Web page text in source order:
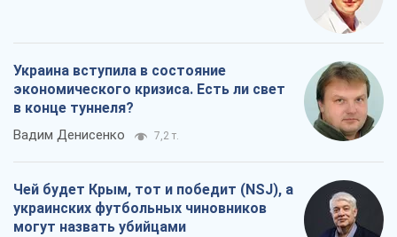
Украина вступила в состояние
экономического кризиса. Есть ли свет
в конце туннеля?
Вадим Денисенко 7,2 т.
Чей будет Крым, тот и победит (NSJ), а
украинских футбольных чиновников
могут назвать убийцами